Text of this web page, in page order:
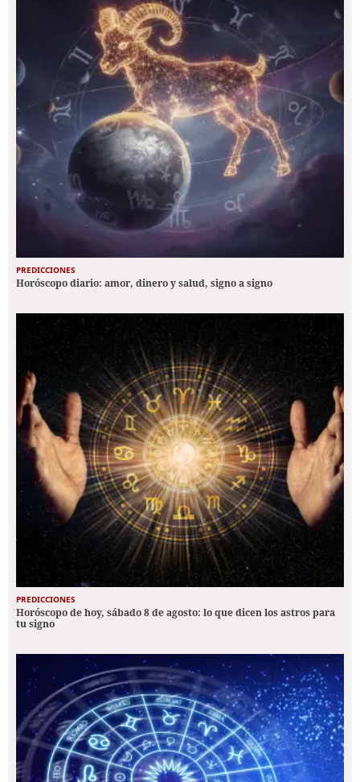
PREDICCIONES
Horóscopo diario: amor, dinero y salud, signo a signo
PREDICCIONES
Horóscopo de hoy, sábado 8 de agosto: lo que dicen los astros para
tu signo